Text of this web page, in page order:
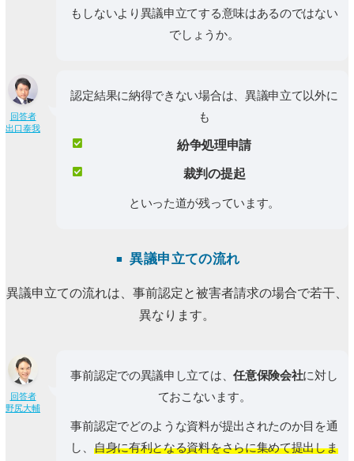
もしないより異議申立てする意味はあるのではない
でしょうか。
回答者
出口泰我
認定結果に納得できない場合は、異議申立て以外に
も
紛争処理申請
裁判の提起
といった道が残っています。
異議申立ての流れ
異議申立ての流れは、事前認定と被害者請求の場合で若干、
異なります。
回答者
野尻大輔
事前認定での異議申し立ては、任意保険会社に対し
ておこないます。
事前認定でどのような資料が提出されたのか目を通
し、 自身に有利となる資料をさらに集めて提出しま